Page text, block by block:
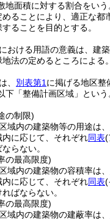
地面積に対する割合をい
ることにより、適正な都
ることを目的とする。
おける用語の意義は、建
法の定めるところによる。
、 別表第1 に掲げる地区整
下「整備計画区域」という
の制限)
域内の建築物等の用途は、
に応じて、それぞれ同表(
らない。
の最高限度)
域内の建築物の容積率は、
に応じて、それぞれ同表(
ばならない。
の最高限度)
域内の建築物の建蔽率は、